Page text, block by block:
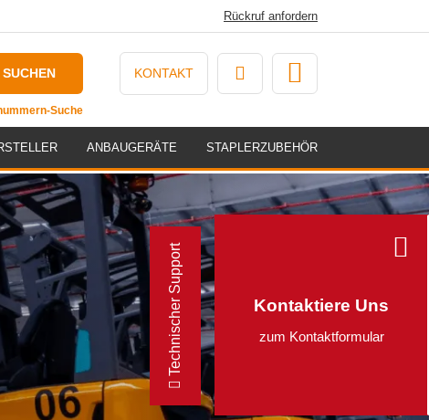
Rückruf anfordern
Technischer Support Kontaktiere Uns
zum Kontaktformular
SUCHEN
Suche
KONTAKT
ANBAUGERÄTE STAPLERZUBEHÖR